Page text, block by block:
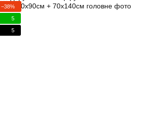
−38%
5
5